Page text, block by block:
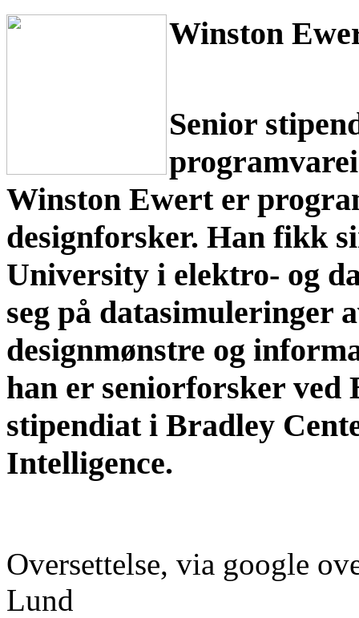
Winston
Senior
Winston Ewert er
designforsker. Han fikk
University i elektro- og
seg på datasimuleringer
designmønstre og
han er seniorforsker ved
stipendiat i Bradley
Intelligence.
Oversettelse, via google
Lund